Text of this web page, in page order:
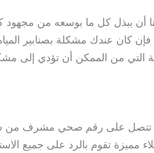
يبذل كل ما بوسعه من مجهود
فإن كان عندك مشكلة بصنابير
التي من الممكن أن تؤدي
أن تتصل على رقم صحي مشرف
مميزة تقوم بالرد على جميع